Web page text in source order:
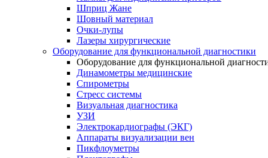
Шприц Жане
Шовный материал
Очки-лупы
Лазеры хирургические
Оборудование для функциональной диагностики
Оборудование для функциональной
Динамометры медицинские
Спирометры
Стресс системы
Визуальная диагностика
УЗИ
Электрокардиографы (ЭКГ)
Аппараты визуализации вен
Пикфлоуметры